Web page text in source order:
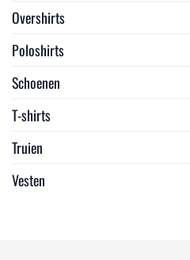
Overshirts
Poloshirts
Schoenen
T-shirts
Truien
Vesten